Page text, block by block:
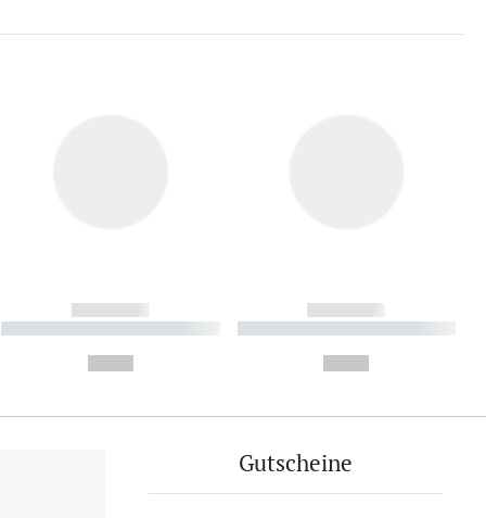
------------
----------- ----------- ----------
------------
----------- ----------- ----------
Gutscheine